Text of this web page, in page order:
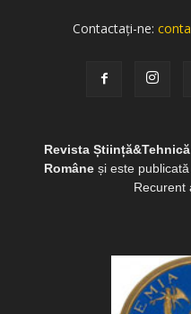
Contactați-ne:
Revista
Româneși este publicată
Recurent